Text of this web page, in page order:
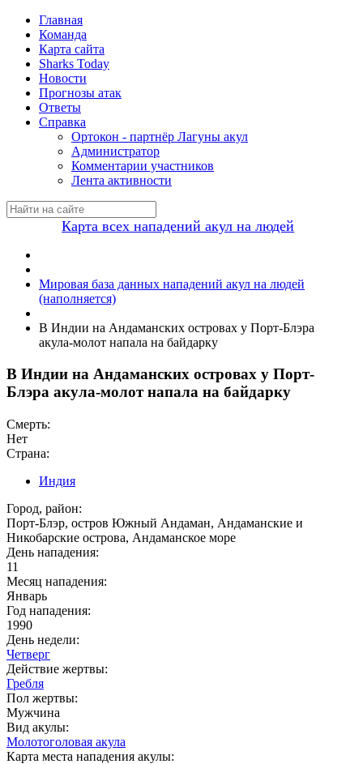
Главная
Команда
Карта сайта
Sharks Today
Новости
Прогнозы атак
Ответы
Справка
Ортокон - партнёр Лагуны акул
Администратор
Комментарии участников
Лента активности
Карта всех нападений акул на людей
Мировая база данных нападений акул на людей
(наполняется)
В Индии на Андаманских островах у Порт-Блэра
акула-молот напала на байдарку
В Индии на Андаманских островах у Порт-
Блэра акула-молот напала на байдарку
Смерть:
Нет
Страна:
Индия
Город, район:
Порт-Блэр, остров Южный Андаман, Андаманские и
Никобарские острова, Андаманское море
День нападения:
11
Месяц нападения:
Январь
Год нападения:
1990
День недели:
Четверг
Действие жертвы:
Гребля
Пол жертвы:
Мужчина
Вид акулы:
Молотоголовая акула
Карта места нападения акулы: